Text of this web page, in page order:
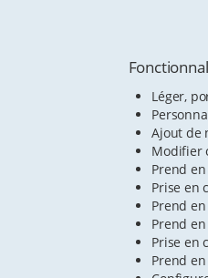
Léger,
Ajout de
Modifier
Prend
Prise en
Prend
Prend
Prise en
Prend